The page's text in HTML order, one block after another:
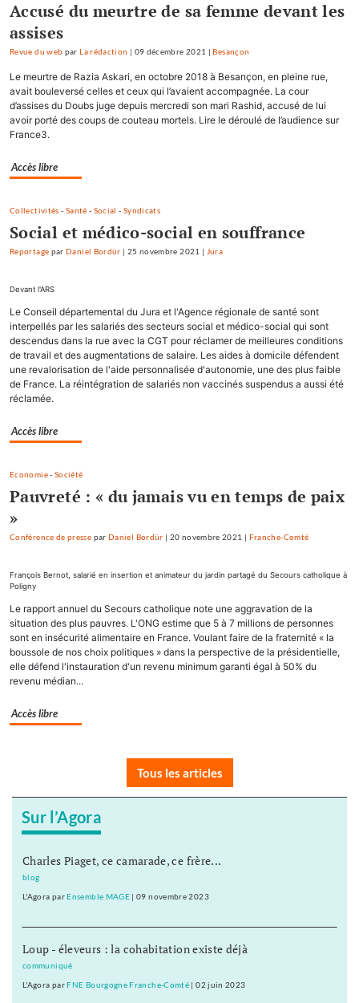
Accusé du meurtre de sa femme devant les
assises
Revue du web par La rédaction 09 décembre 2021 Besançon
Le meurtre de Razia Askari, en octobre 2018 à Besançon, en pleine rue,
avait bouleversé celles et ceux qui l’avaient accompagnée. La cour
d’assises du Doubs juge depuis mercredi son mari Rashid, accusé de lui
avoir porté des coups de couteau mortels. Lire le déroulé de l’audience sur
France3.
Accès libre
Collectivités - Santé - Social - Syndicats
Social et médico-social en souffrance
Reportage par Daniel Bordür 25 novembre 2021 Jura
Devant l'ARS
Le Conseil départemental du Jura et l'Agence régionale de santé sont
interpellés par les salariés des secteurs social et médico-social qui sont
descendus dans la rue avec la CGT pour réclamer de meilleures conditions
de travail et des augmentations de salaire. Les aides à domicile défendent
une revalorisation de l'aide personnalisée d'autonomie, une des plus faible
de France. La réintégration de salariés non vaccinés suspendus a aussi été
réclamée.
Accès libre
Economie- Société
Pauvreté : « du jamais vu en temps de paix
»
Conférence de presse par Daniel Bordür 20 novembre 2021 Franche-Comté
François Bernot, salarié en insertion et animateur du jardin partagé du Secours catholique à
Poligny
Le rapport annuel du Secours catholique note une aggravation de la
situation des plus pauvres. L'ONG estime que 5 à 7 millions de personnes
sont en insécurité alimentaire en France. Voulant faire de la fraternité « la
boussole de nos choix politiques » dans la perspective de la présidentielle,
elle défend l'instauration d'un revenu minimum garanti égal à 50% du
revenu médian...
Accès libre
Tous les articles
Sur l’Agora
Charles Piaget, ce camarade, ce frère...
blog
L'Agora par Ensemble MAGE |09 novembre 2023
Loup - éleveurs : la cohabitation existe déjà
communiqué
L'Agora par FNE Bourgogne Franche-Comté |02 juin 2023